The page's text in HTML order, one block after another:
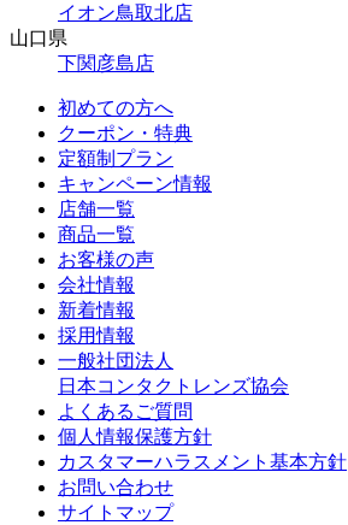
イオン鳥取北店
山口県
下関彦島店
初めての方へ
クーポン・特典
定額制プラン
キャンペーン情報
店舗一覧
商品一覧
お客様の声
会社情報
新着情報
採用情報
一般社団法人
日本コンタクトレンズ協会
よくあるご質問
個人情報保護方針
カスタマーハラスメント基本方針
お問い合わせ
サイトマップ